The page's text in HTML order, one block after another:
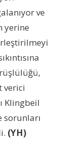
ve
yerine
verici
Klingbeil
sorunları
(YH)